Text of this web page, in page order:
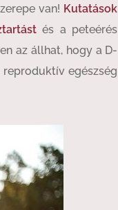
van! Kutatások
és a peteérés
az állhat, hogy a D-
egészség